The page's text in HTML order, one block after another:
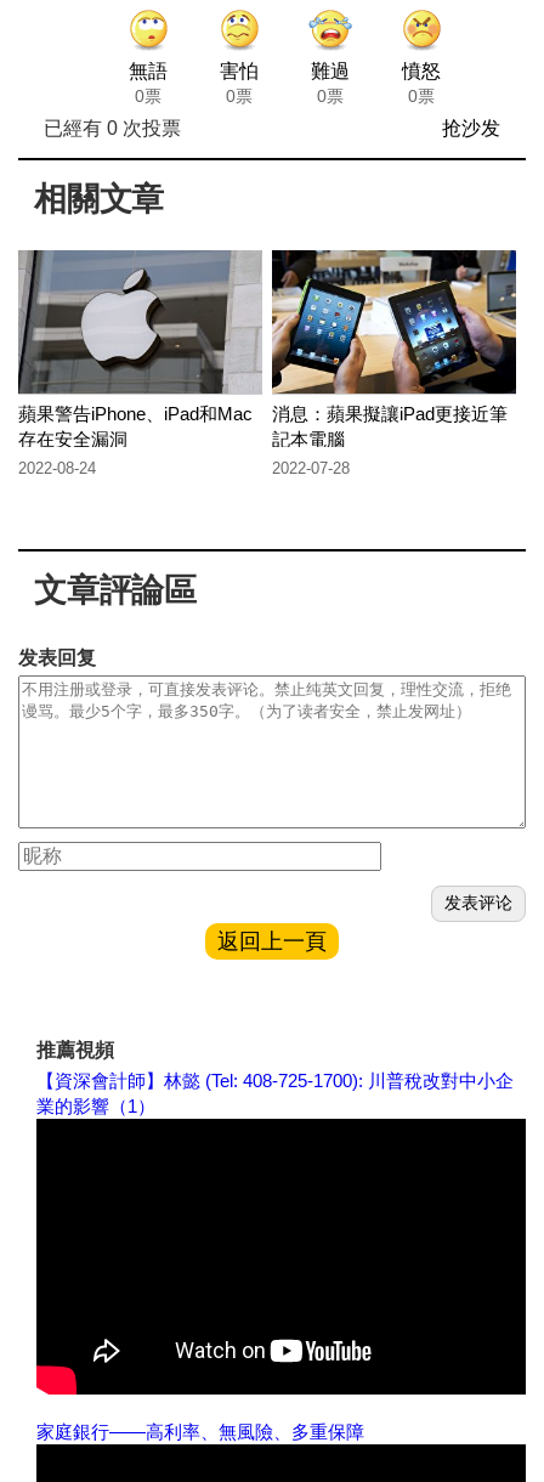
無語
0票
害怕
0票
難過
0票
憤怒
0票
已經有 0次投票 抢沙发
相關文章
蘋果警告iPhone、iPad和Mac
存在安全漏洞
2022-08-24
消息：蘋果擬讓iPad更接近筆
記本電腦
2022-07-28
文章評論區
发表回复
返回上一頁
推薦視頻
【資深會計師】林懿 (Tel: 408-725-1700): 川普稅改對中小企
業的影響（1）
家庭銀行——高利率、無風險、多重保障